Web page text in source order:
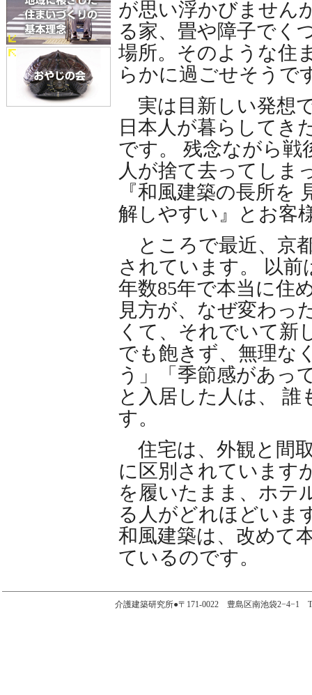
が思い浮かびません
る家、畳や障子でく
場所。そのような住
らかに過ごせそうで
実は目新しい発想
日本人が暮らしてき
です。 残念ながら戦
人が捨て去ってしま
『和風建築の長所を
解しやすい』とお客
ところで最近、京
されています。 以前
年数85年で本当に住
見方が、なぜ変わっ
くて、それでいて新
でも飽きず、無理な
う」「季節感があっ
と入居した人は、
す。
住宅は、外観と間
に区別されています
を履いたまま、ホテ
る人がどれほどいま
和風建築は、改めて
ているのです。
介護建築研究所●〒171-0022 豊島区南池袋2−4−1